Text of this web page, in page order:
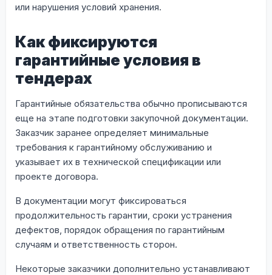
или нарушения условий хранения.
Как фиксируются
гарантийные условия в
тендерах
Гарантийные обязательства обычно прописываются
еще на этапе подготовки закупочной документации.
Заказчик заранее определяет минимальные
требования к гарантийному обслуживанию и
указывает их в технической спецификации или
проекте договора.
В документации могут фиксироваться
продолжительность гарантии, сроки устранения
дефектов, порядок обращения по гарантийным
случаям и ответственность сторон.
Некоторые заказчики дополнительно устанавливают